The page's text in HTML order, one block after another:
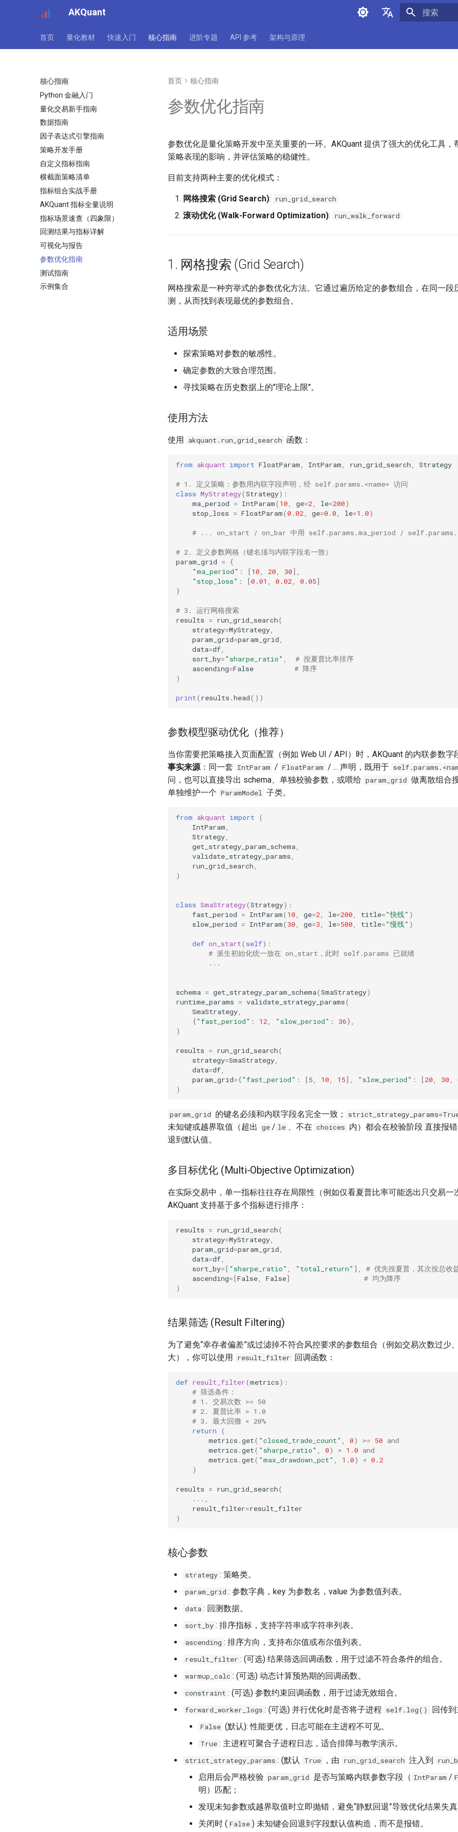
AKQuant
首页 量化教材 快速入门 核心指南 进阶专题 API 参考 架构与原理
核心指南
Python 金融入门
量化交易新手指南
数据指南
因子表达式引擎指南
策略开发手册
自定义指标指南
横截面策略清单
指标组合实战手册
AKQuant 指标全量说明
指标场景速查（四象限）
回测结果与指标详解
可视化与报告
参数优化指南
测试指南
示例集合
首页 核心指南
参数优化指南
参数优化是量化策略开发中至关重要的一环。AKQuant 提供了强大的优化工具，
策略表现的影响，并评估策略的稳健性。
目前支持两种主要的优化模式：
网格搜索 (Grid Search): run_grid_search
滚动优化 (Walk-Forward Optimization): run_walk_forward
1. 网格搜索 (Grid Search)
网格搜索是一种穷举式的参数优化方法。它通过遍历给定的参数组合，在同一段
测，从而找到表现最优的参数组合。
适用场景
探索策略对参数的敏感性。
确定参数的大致合理范围。
寻找策略在历史数据上的"理论上限"。
使用方法
使用 akquant.run_grid_search 函数：
from akquant import FloatParam IntParam run_grid_search Strategy
# 1. 定义策略：参数用内联字段声明，经 self.params.<name> 访问
class MyStrategy(Strategy):
ma_period = IntParam( 10 ge=2 le=200)
stop_loss = FloatParam(0.02 ge=0.0 le=1.0)
# ... on_start / on_bar 中用 self.params.ma_period /
# 2. 定义参数网格（键名须与内联字段名一致）
param_grid =
{
"ma_period" : [10 20 30],
"stop_loss" : [0.01 0.02 0.05]
}
# 3. 运行网格搜索
results = run_grid_search(
strategy=MyStrategy
param_grid=param_grid
data=df
sort_by="sharpe_ratio"
# 按夏普比率排序
ascending=False
# 降序
)
print( results .head())
参数模型驱动优化（推荐）
当你需要把策略接入页面配置（例如 Web UI / API）时，AKQuant 的内联参数字
事实来源：同一套 IntParam / FloatParam / ... 声明，既用于
问，也可以直接导出 schema、单独校验参数，或喂给 param_grid 做离散组合
单独维护一个 ParamModel 子类。
from akquant import
(
IntParam
Strategy
get_strategy_param_schema
validate_strategy_params
run_grid_search
)
class SmaStrategy(Strategy):
fast_period = IntParam( 10 ge=2 le=200 title="快线" )
slow_period = IntParam( 30 ge=3 le=500 title="慢线" )
def on_start( self):
# 派生初始化统一放在 on_start，此时 self.params 已就绪
...
schema = get_strategy_param_schema(SmaStrategy)
runtime_params = validate_strategy_params(
SmaStrategy
{"fast_period" : 12 "slow_period" : 36},
)
results = run_grid_search(
strategy=SmaStrategy
data=df
param_grid={"fast_period" : [5 10 15], "slow_period" : [20 30
)
param_grid 的键名必须和内联字段名完全一致；
未知键或越界取值（超出 ge / le 、不在 choices 内）都会在校验阶段 直接报
退到默认值。
多目标优化 (Multi-Objective Optimization)
在实际交易中，单一指标往往存在局限性（例如仅看夏普比率可能选出只交易一
AKQuant 支持基于多个指标进行排序：
results = run_grid_search(
strategy=MyStrategy
param_grid=param_grid
data=df
sort_by=[ "sharpe_ratio" "total_return" ],
# 优先按夏普，其次按总收
ascending=[False False]
# 均为降序
)
结果筛选 (Result Filtering)
为了避免“幸存者偏差”或过滤掉不符合风控要求的参数组合（例如交易次数过少
大），你可以使用 result_filter 回调函数：
def result_filter(metrics):
# 筛选条件：
# 1. 交易次数 >= 50
# 2. 夏普比率 > 1.0
# 3. 最大回撤 < 20%
return
(
metrics .get( "closed_trade_count" 0) >= 50 and
metrics .get( "sharpe_ratio" 0) > 1.0 and
metrics .get( "max_drawdown_pct" 1.0) < 0.2
)
results = run_grid_search(
...
result_filter=result_filter
)
核心参数
strategy : 策略类。
param_grid : 参数字典，key 为参数名，value 为参数值列表。
data : 回测数据。
sort_by : 排序指标，支持字符串或字符串列表。
ascending : 排序方向，支持布尔值或布尔值列表。
result_filter : (可选) 结果筛选回调函数，用于过滤不符合条件的组合。
warmup_calc : (可选) 动态计算预热期的回调函数。
constraint : (可选) 参数约束回调函数，用于过滤无效组合。
forward_worker_logs : (可选) 并行优化时是否将子进程 self.log() 回传到
False (默认): 性能更优，日志可能在主进程不可见。
True : 主进程可聚合子进程日志，适合排障与教学演示。
strict_strategy_params : (默认 True ，由 run_grid_search 注入到
启用后会严格校验 param_grid 是否与策略内联参数字段（ IntParam /
明）匹配；
发现未知参数或越界取值时立即抛错，避免“静默回退”导致优化结果失真
关闭时 ( False ) 未知键会回退到字段默认值构造，而不是报错。